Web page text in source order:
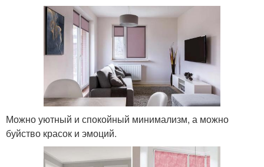
Можно уютный и спокойный минимализм, а можно
буйство красок и эмоций.